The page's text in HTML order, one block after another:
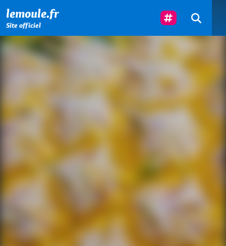
lemoule.fr
Site officiel
Suivez-Nous